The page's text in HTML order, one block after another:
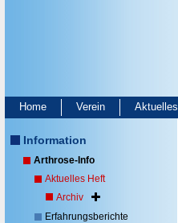
Home Verein Aktuelles
Information
Arthrose-Info
Aktuelles Heft
Archiv
Erfahrungsberichte